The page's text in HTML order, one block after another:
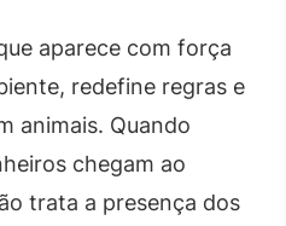
aparece com força
redefine regras e
animais. Quando
chegam ao
trata a presença dos